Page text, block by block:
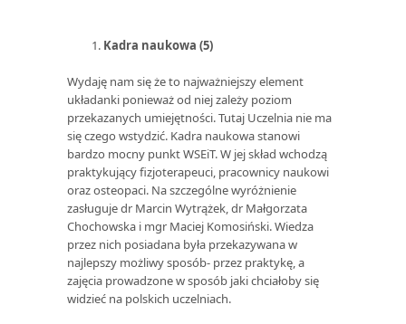
Kadra naukowa (5)
Wydaję nam się że to najważniejszy element
układanki ponieważ od niej zależy poziom
przekazanych umiejętności. Tutaj Uczelnia nie ma
się czego wstydzić. Kadra naukowa stanowi
bardzo mocny punkt WSEiT. W jej skład wchodzą
praktykujący fizjoterapeuci, pracownicy naukowi
oraz osteopaci. Na szczególne wyróżnienie
zasługuje dr Marcin Wytrążek, dr Małgorzata
Chochowska i mgr Maciej Komosiński. Wiedza
przez nich posiadana była przekazywana w
najlepszy możliwy sposób- przez praktykę, a
zajęcia prowadzone w sposób jaki chciałoby się
widzieć na polskich uczelniach.